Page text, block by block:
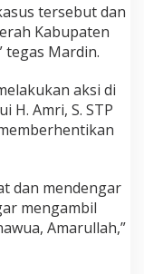
tersebut dan
Kabupaten
tegas Mardin.
aksi di
H. Amri, S. STP
dan mendengar
mengambil
Amarullah,”